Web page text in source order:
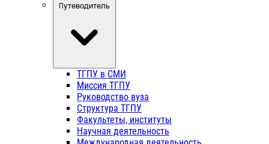
Путеводитель
ТГПУ в СМИ
Миссия ТГПУ
Руководство вуза
Структура ТГПУ
Факультеты, институты
Научная деятельность